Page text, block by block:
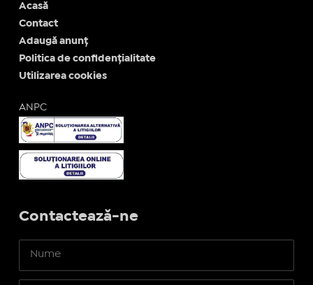
Acasă
Contact
Adaugă anunț
Politica de confidențialitate
Utilizarea cookies
ANPC
Contactează-ne